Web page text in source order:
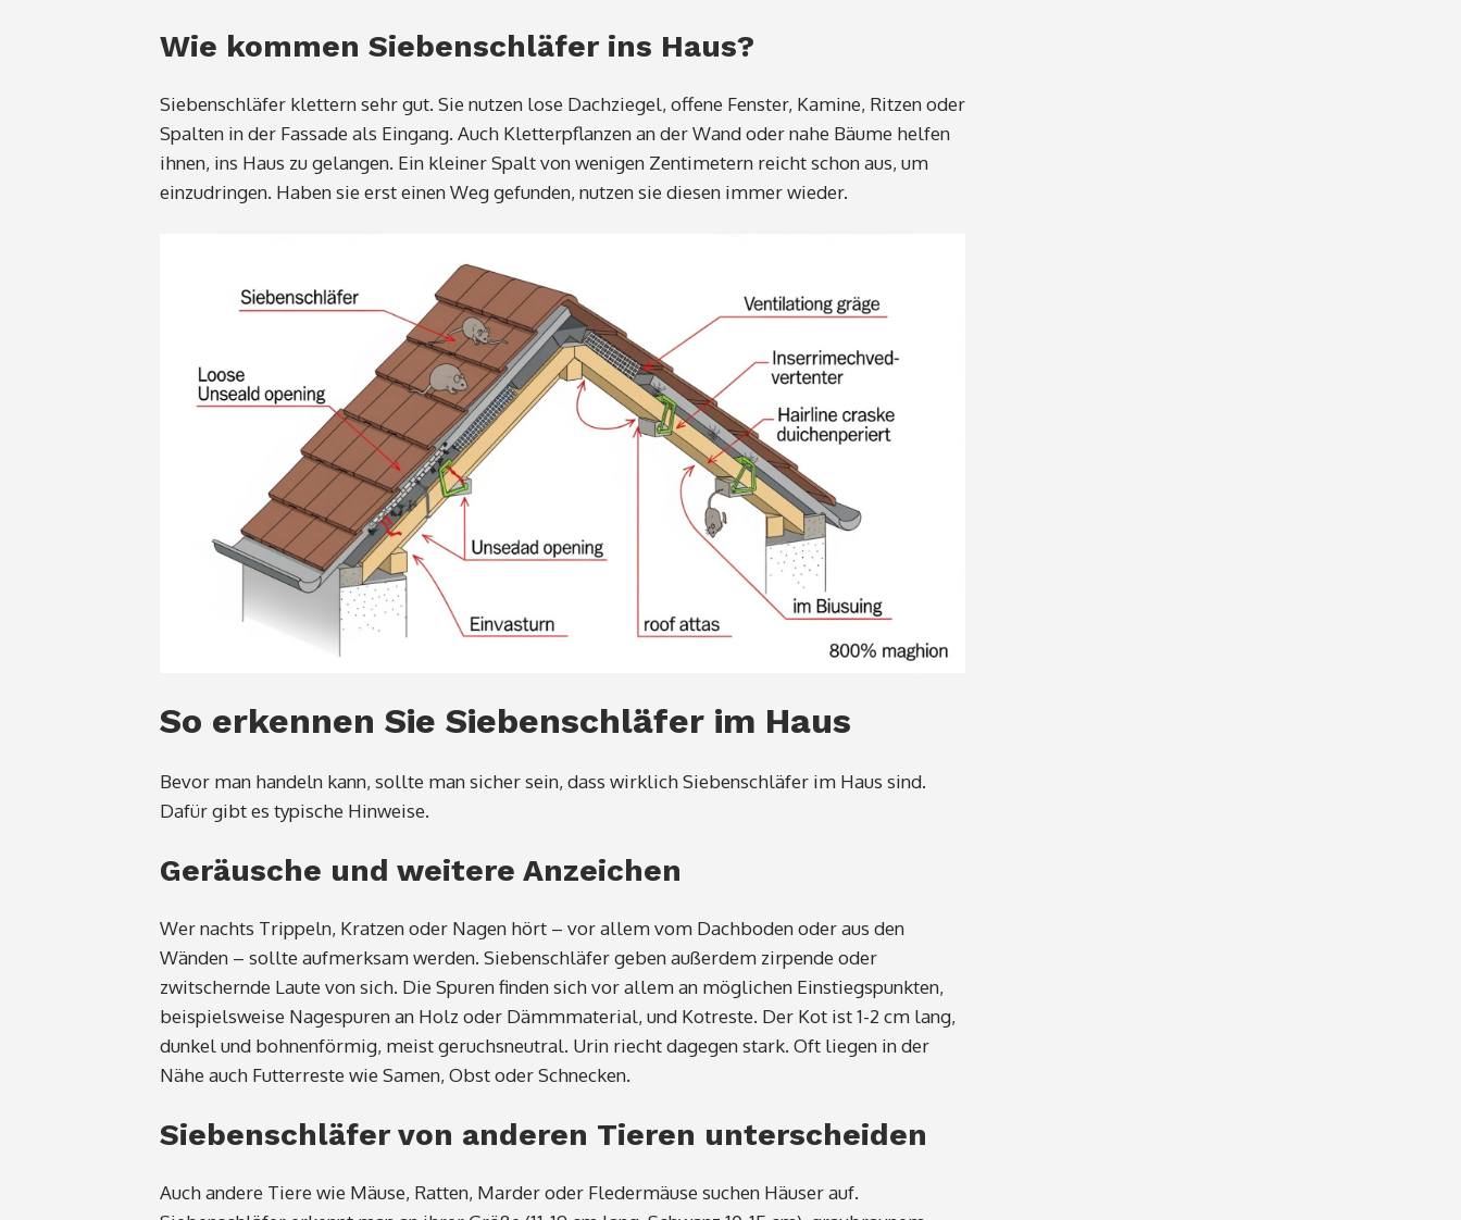
Wie kommen Siebenschläfer ins Haus?
Siebenschläfer klettern sehr gut. Sie nutzen lose Dachziegel, offene Fenster, Kamine, Ritzen oder
Spalten in der Fassade als Eingang. Auch Kletterpflanzen an der Wand oder nahe Bäume helfen
ihnen, ins Haus zu gelangen. Ein kleiner Spalt von wenigen Zentimetern reicht schon aus, um
einzudringen. Haben sie erst einen Weg gefunden, nutzen sie diesen immer wieder.
So erkennen Sie Siebenschläfer im Haus
Bevor man handeln kann, sollte man sicher sein, dass wirklich Siebenschläfer im Haus sind.
Dafür gibt es typische Hinweise.
Geräusche und weitere Anzeichen
Wer nachts Trippeln, Kratzen oder Nagen hört – vor allem vom Dachboden oder aus den
Wänden – sollte aufmerksam werden. Siebenschläfer geben außerdem zirpende oder
zwitschernde Laute von sich. Die Spuren finden sich vor allem an möglichen Einstiegspunkten,
beispielsweise Nagespuren an Holz oder Dämmmaterial, und Kotreste. Der Kot ist 1-2 cm lang,
dunkel und bohnenförmig, meist geruchsneutral. Urin riecht dagegen stark. Oft liegen in der
Nähe auch Futterreste wie Samen, Obst oder Schnecken.
Siebenschläfer von anderen Tieren unterscheiden
Auch andere Tiere wie Mäuse, Ratten, Marder oder Fledermäuse suchen Häuser auf.